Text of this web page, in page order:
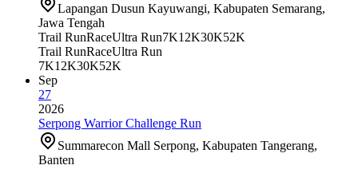
Lapangan Dusun Kayuwangi, Kabupaten Semarang,
Jawa Tengah
Trail RunRaceUltra Run7K12K30K52K
Trail RunRaceUltra Run
7K12K30K52K
Sep
27
2026
Serpong Warrior Challenge Run
Summarecon Mall Serpong, Kabupaten Tangerang,
Banten